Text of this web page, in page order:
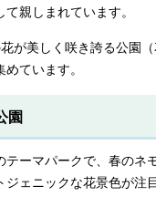
親しまれています。
が美しく咲き誇る公園
ています。
園
テーマパークで、春のネ
ジェニックな花景色が注